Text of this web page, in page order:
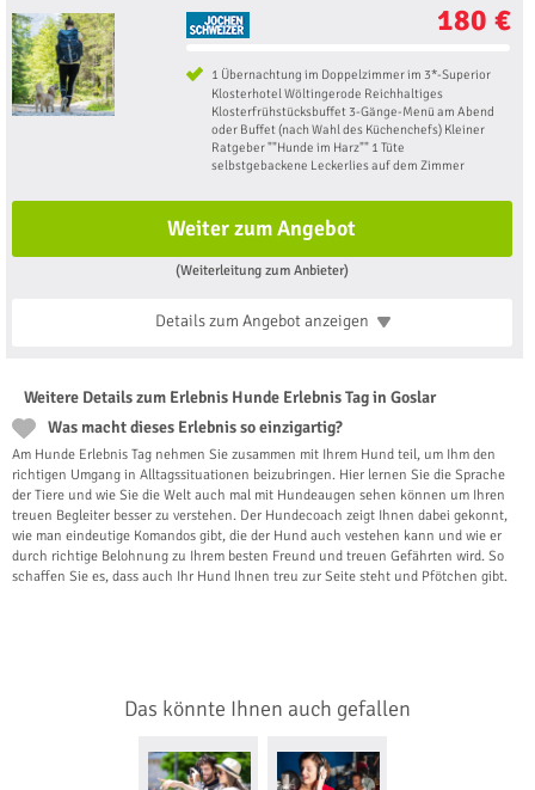
180 €
1 Übernachtung im Doppelzimmer im 3*-Superior
Klosterhotel Wöltingerode Reichhaltiges
Klosterfrühstücksbuffet 3-Gänge-Menü am Abend
oder Buffet (nach Wahl des Küchenchefs) Kleiner
Ratgeber ""Hunde im Harz"" 1 Tüte
selbstgebackene Leckerlies auf dem Zimmer
Weiter zum Angebot
(Weiterleitung zum Anbieter)
Details zum Angebotanzeigen
Weitere Details zum Erlebnis Hunde Erlebnis Tag in Goslar
Was macht dieses Erlebnis so einzigartig?
Am Hunde Erlebnis Tag nehmen Sie zusammen mit Ihrem Hund teil, um Ihm den
richtigen Umgang in Alltagssituationen beizubringen. Hier lernen Sie die Sprache
der Tiere und wie Sie die Welt auch mal mit Hundeaugen sehen können um Ihren
treuen Begleiter besser zu verstehen. Der Hundecoach zeigt Ihnen dabei gekonnt,
wie man eindeutige Komandos gibt, die der Hund auch vestehen kann und wie er
durch richtige Belohnung zu Ihrem besten Freund und treuen Gefährten wird. So
schaffen Sie es, dass auch Ihr Hund Ihnen treu zur Seite steht und Pfötchen gibt.
Das könnte Ihnen auch gefallen